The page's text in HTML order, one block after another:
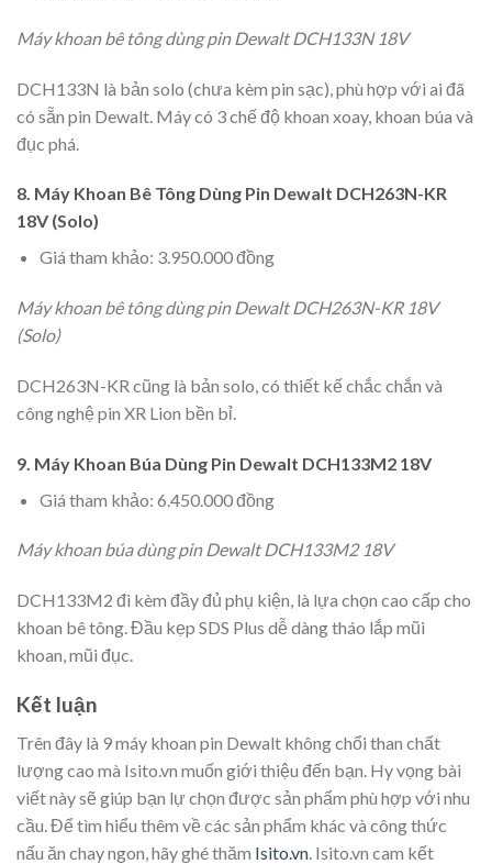
Máy khoan bê tông dùng pin Dewalt DCH133N 18V
DCH133N là bản solo (chưa kèm pin sạc), phù hợp với ai đã
có sẵn pin Dewalt. Máy có 3 chế độ khoan xoay, khoan búa và
đục phá.
8. Máy Khoan Bê Tông Dùng Pin Dewalt DCH263N-KR
18V (Solo)
Giá tham khảo: 3.950.000 đồng
Máy khoan bê tông dùng pin Dewalt DCH263N-KR 18V
(Solo)
DCH263N-KR cũng là bản solo, có thiết kế chắc chắn và
công nghệ pin XR Lion bền bỉ.
9. Máy Khoan Búa Dùng Pin Dewalt DCH133M2 18V
Giá tham khảo: 6.450.000 đồng
Máy khoan búa dùng pin Dewalt DCH133M2 18V
DCH133M2 đi kèm đầy đủ phụ kiện, là lựa chọn cao cấp cho
khoan bê tông. Đầu kẹp SDS Plus dễ dàng tháo lắp mũi
khoan, mũi đục.
Kết luận
Trên đây là 9 máy khoan pin Dewalt không chổi than chất
lượng cao mà Isito.vn muốn giới thiệu đến bạn. Hy vọng bài
viết này sẽ giúp bạn lự chọn được sản phẩm phù hợp với nhu
cầu. Để tìm hiểu thêm về các sản phẩm khác và công thức
nấu ăn chay ngon, hãy ghé thăm Isito.vn . Isito.vn cam kết